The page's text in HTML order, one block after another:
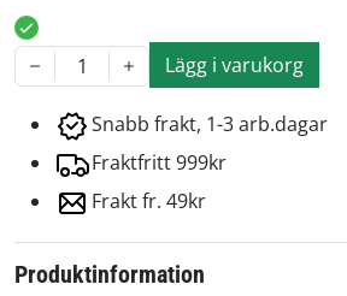
1 Lägg i varukorg
Snabb frakt, 1-3 arb.dagar
Fraktfritt 999kr
Frakt fr. 49kr
Produktinformation